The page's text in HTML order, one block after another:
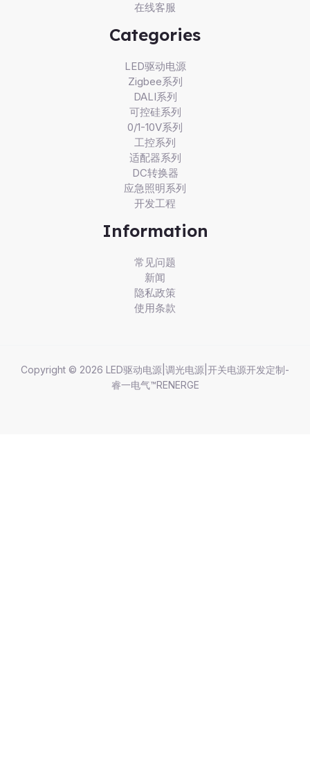
在线客服
Categories
LED驱动电源
Zigbee系列
DALI系列
可控硅系列
0/1-10V系列
工控系列
适配器系列
DC转换器
应急照明系列
开发工程
Information
常见问题
新闻
隐私政策
使用条款
Copyright © 2026 LED驱动电源|调光电源|开关电源开发定制-
睿一电气™RENERGE